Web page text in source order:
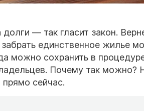
— так гласит закон.
единственное жилье
можно сохранить в
Почему так можно?
сейчас.